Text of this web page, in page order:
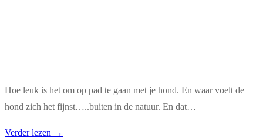
Hoe leuk is het om op pad te gaan met je hond. En waar voelt de
hond zich het fijnst…..buiten in de natuur. En dat…
Verder lezen →